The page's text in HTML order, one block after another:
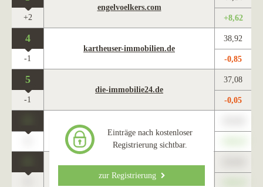
engelvoelkers.com
+2 +8,62
4
kartheuser-immobilien.de
38,92
-1 -0,85
5
die-immobilie24.de
37,08
-1 -0,05
www.maklercharts.de
Einträge nach kostenloser
Registrierung sichtbar.
zur Registrierung
www.maklercharts.de